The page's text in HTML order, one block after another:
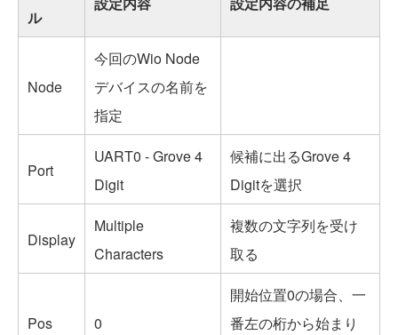
ル
Node
今回のWio Node
デバイスの名前を
指定
Port
UART0 - Grove 4
Digit
候補に出るGrove 4
Digitを選択
Display
Multiple
Characters
複数の文字列を受け
取る
Pos 0
開始位置0の場合、一
番左の桁から始まり